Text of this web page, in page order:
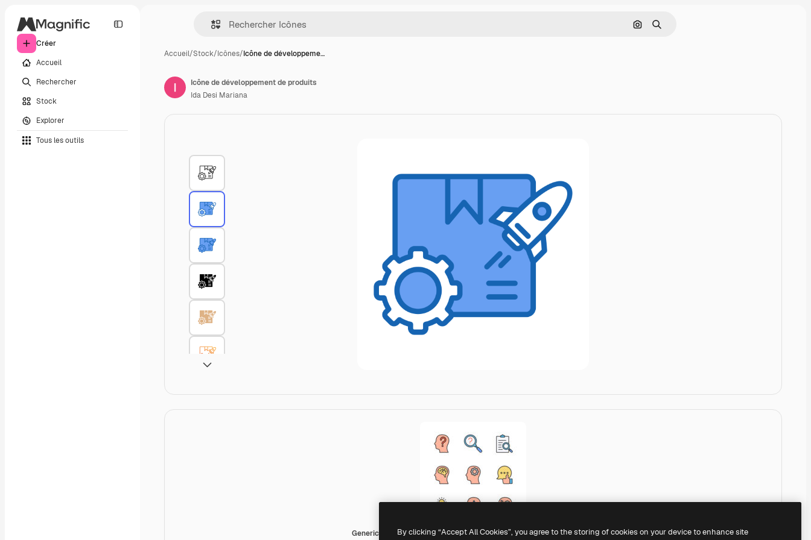
Créer
Accueil
Rechercher
Stock
Explorer
Tous les outils
Rechercher par image
Rechercher
Accueil/Stock/Icônes/Icône de développeme…
Generic color lineal-color
Icône de développement de produits
Ida Desi Mariana
By clicking “Accept All Cookies”, you agree to the storing of cookies on your device to enhance site